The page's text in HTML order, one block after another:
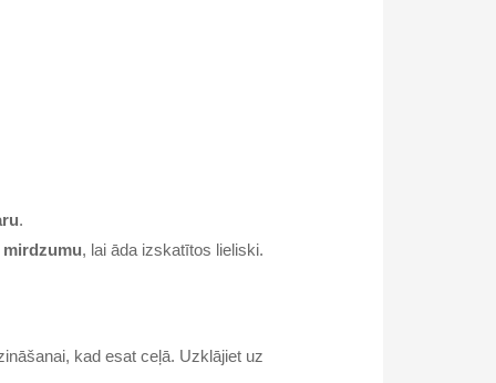
.
, lai āda izskatītos lieliski.
kad esat ceļā. Uzklājiet uz